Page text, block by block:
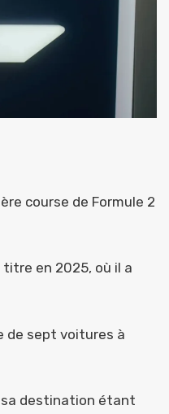
course de Formule 2
titre en 2025, où il a
de sept voitures à
sa destination étant